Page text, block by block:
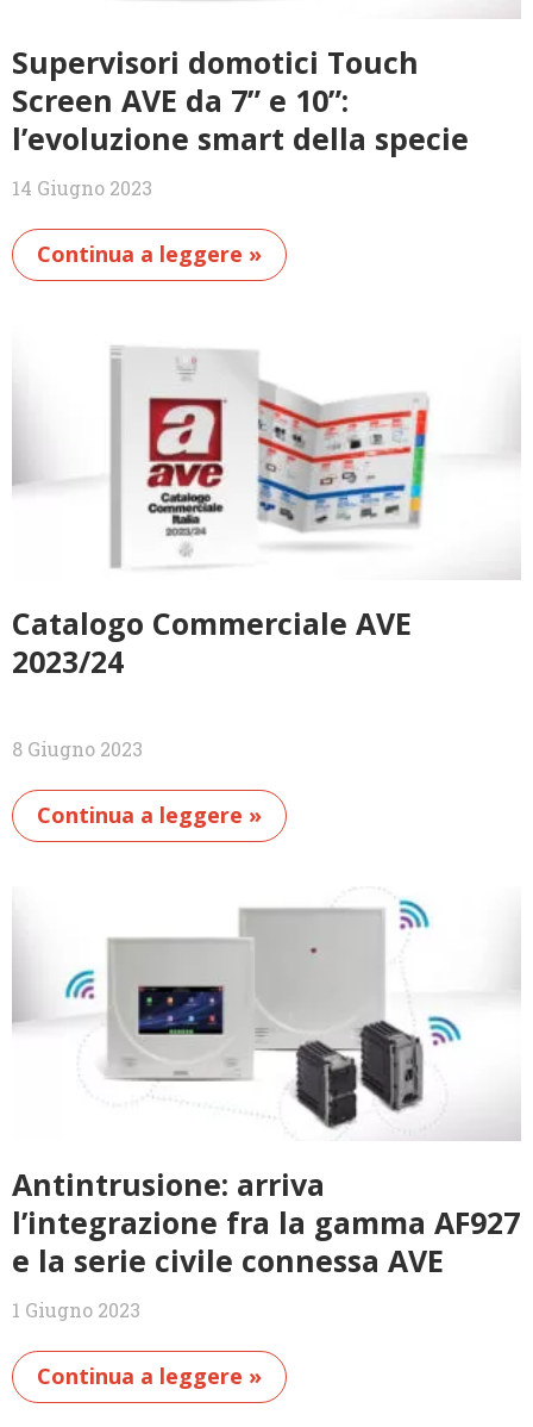
Supervisori domotici Touch
Screen AVE da 7” e 10”:
l’evoluzione smart della specie
14 Giugno 2023
Continua a leggere »
Catalogo Commerciale AVE
2023/24
8 Giugno 2023
Continua a leggere »
Antintrusione: arriva
l’integrazione fra la gamma AF927
e la serie civile connessa AVE
1 Giugno 2023
Continua a leggere »